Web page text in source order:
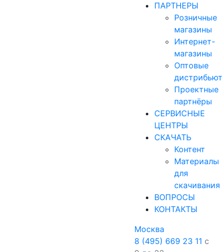
ПАРТНЕРЫ
Розничные
магазины
Интернет-
магазины
Оптовые
Проектные
партнёры
СЕРВИСНЫЕ
ЦЕНТРЫ
СКАЧАТЬ
Контент
Материалы
для
скачивания
ВОПРОСЫ
КОНТАКТЫ
Москва
8 (495) 669 23 11 с